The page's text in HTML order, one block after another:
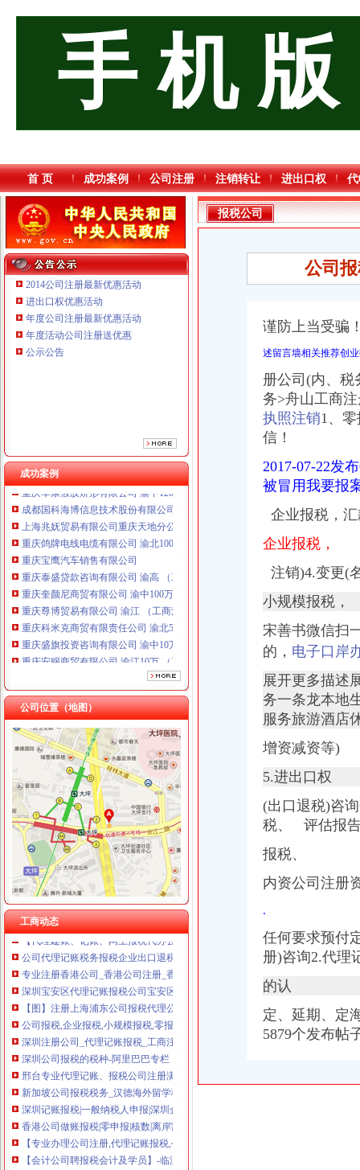
手 机 版
首 页 成功案例 公司注册 注销转让 进出口权
2014公司注册最新优惠活动
进出口权优惠活动
年度公司注册最新优惠活动
年度活动公司注册送优惠
公示公告
成功案例
重庆盛旗投资咨询有限公司 渝中10万 （工商注册）
重庆安赐商贸有限公司 渝江10万 （工商注册）
重庆华康假肢矫形有限公司 渝中120万 （增资）
成都国科海博信息技术股份有限公司重庆分公司 渝江 （工商注册）
上海兆妩贸易有限公司重庆天地分公司 渝中 （工商注册）
重庆鸽牌电线电缆有限公司 渝北10010万 (进出口权)
重庆宝鹰汽车销售有限公司
重庆泰盛贷款咨询有限公司 渝高 （工商注册）
重庆奎颜尼商贸有限公司 渝中100万 （工商注册）
重庆尊博贸易有限公司 渝江 （工商注册）
重庆科米克商贸有限责任公司 渝北50万 （工商注册）
重庆盛旗投资咨询有限公司 渝中10万 （工商注册）
重庆安赐商贸有限公司 渝江10万 （工商注册）
重庆华康假肢矫形有限公司 渝中120万 （增资）
成都国科海博信息技术股份有限公司重庆分公司 渝江 （工商注册）
上海兆妩贸易有限公司重庆天地分公司 渝中 （工商注册）
公司位置（地图）
工商动态
报税公司
美国公司报税流程-美国记帐报税-香港骏诚商务有限公司
邢台专业代理记账、报税公司注册满意服务-邢台58同城
专业代理记账报税公司-大庆58同城
新加坡公司报税税务_汉德海外留学移民咨询
【福州公司注册、记账报税、公司注销】-台江中亭街易登网
深圳注册公司_代理记账报税_工商注册_商标注册_同兴财税-专注于企
青岛崂山税务咨询代理报税公司_【会计服务】
【代理建账、记账、网上报税代办公司注册、变更注销】-青秀新竹易
公司代理记账税务报税企业出口退税【今日推荐网-临沂工商/税务/财务】
专业注册香港公司_香港公司注册_香港注册公司_香港公司做账报税
深圳宝安区代理记账报税公司宝安区财务
【图】注册上海浦东公司报税代理公司-上海浦东会计/审计-分类168信
公司报税,企业报税,小规模报税,零报税,-舟山58同城
深圳注册公司_代理记账报税_工商注册_商标注册_同兴财税-专注于企
深圳公司报税的税种-阿里巴巴专栏
邢台专业代理记账、报税公司注册满意服务-邢台58同城
新加坡公司报税税务_汉德海外留学移民咨询
深圳记账报税|一般纳税人申报|深圳企业注册|深圳企业纳税申报-深圳市
香港公司做账报税|零申报|核数|离岸豁免
【专业办理公司注册,代理记账报税,公司信息变更】-惠淡水易登网
【会计公司聘报税会计及学员】-临沂兰山易登网
【公司注册、记账报税、公司年审、代写商业计划书】-塘厦莆心湖易
报税公司
公司
谨防上当受骗
述留言墙相关推荐创
册公司(内、 税
务>舟山工商
执照注销1、 零
信！
2017-07-22发
被冒用我要报
企业报税，
企业报税，
注销)4.变更(
小规模报税，
宋善书微信扫
的， 电子口岸
展开更多描述
务一条龙本地
服务旅游酒店
增资减资等)
5.进出口权
(出口退税)咨
税、 评估报
报税、
内资公司注册
.
任何要求预付
册)咨询2.代
的认
定、延期、定
5879个发布帖